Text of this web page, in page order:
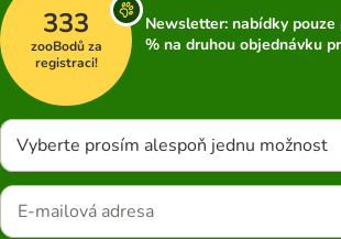
333
zooBodů za
registraci!
Newsletter: nabídky
% na druhou objednávku
Vyberte prosím alespoň jednu možnost